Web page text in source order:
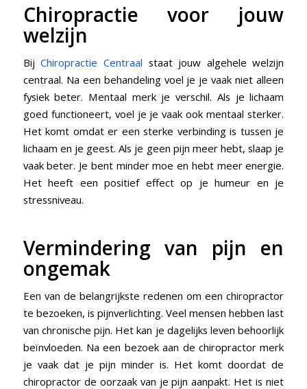
Chiropractie voor jouw
welzijn
BijChiropractie Centraal staat jouw algehele welzijn
centraal. Na een behandeling voel je je vaak niet alleen
fysiek beter. Mentaal merk je verschil. Als je lichaam
goed functioneert, voel je je vaak ook mentaal sterker.
Het komt omdat er een sterke verbinding is tussen je
lichaam en je geest. Als je geen pijn meer hebt, slaap je
vaak beter. Je bent minder moe en hebt meer energie.
Het heeft een positief effect op je humeur en je
stressniveau.
Vermindering van pijn en
ongemak
Een van de belangrijkste redenen om een chiropractor
te bezoeken, is pijnverlichting. Veel mensen hebben last
van chronische pijn. Het kan je dagelijks leven behoorlijk
beïnvloeden. Na een bezoek aan de chiropractor merk
je vaak dat je pijn minder is. Het komt doordat de
chiropractor de oorzaak van je pijn aanpakt. Het is niet